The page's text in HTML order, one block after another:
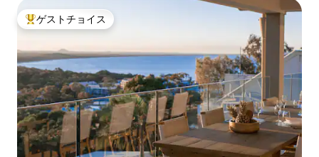
大好評のゲストチョイスです。
ゲストチョイス